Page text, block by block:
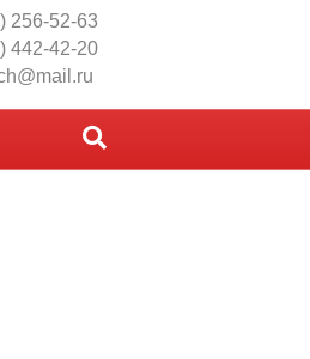
256-52-63
442-42-20